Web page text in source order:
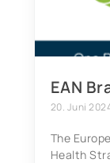
EAN
20. Juni
The
Health